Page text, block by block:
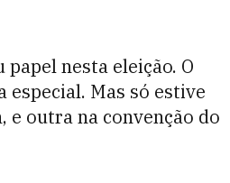
nesta eleição. O
especial. Mas só estive
e outra na convenção do